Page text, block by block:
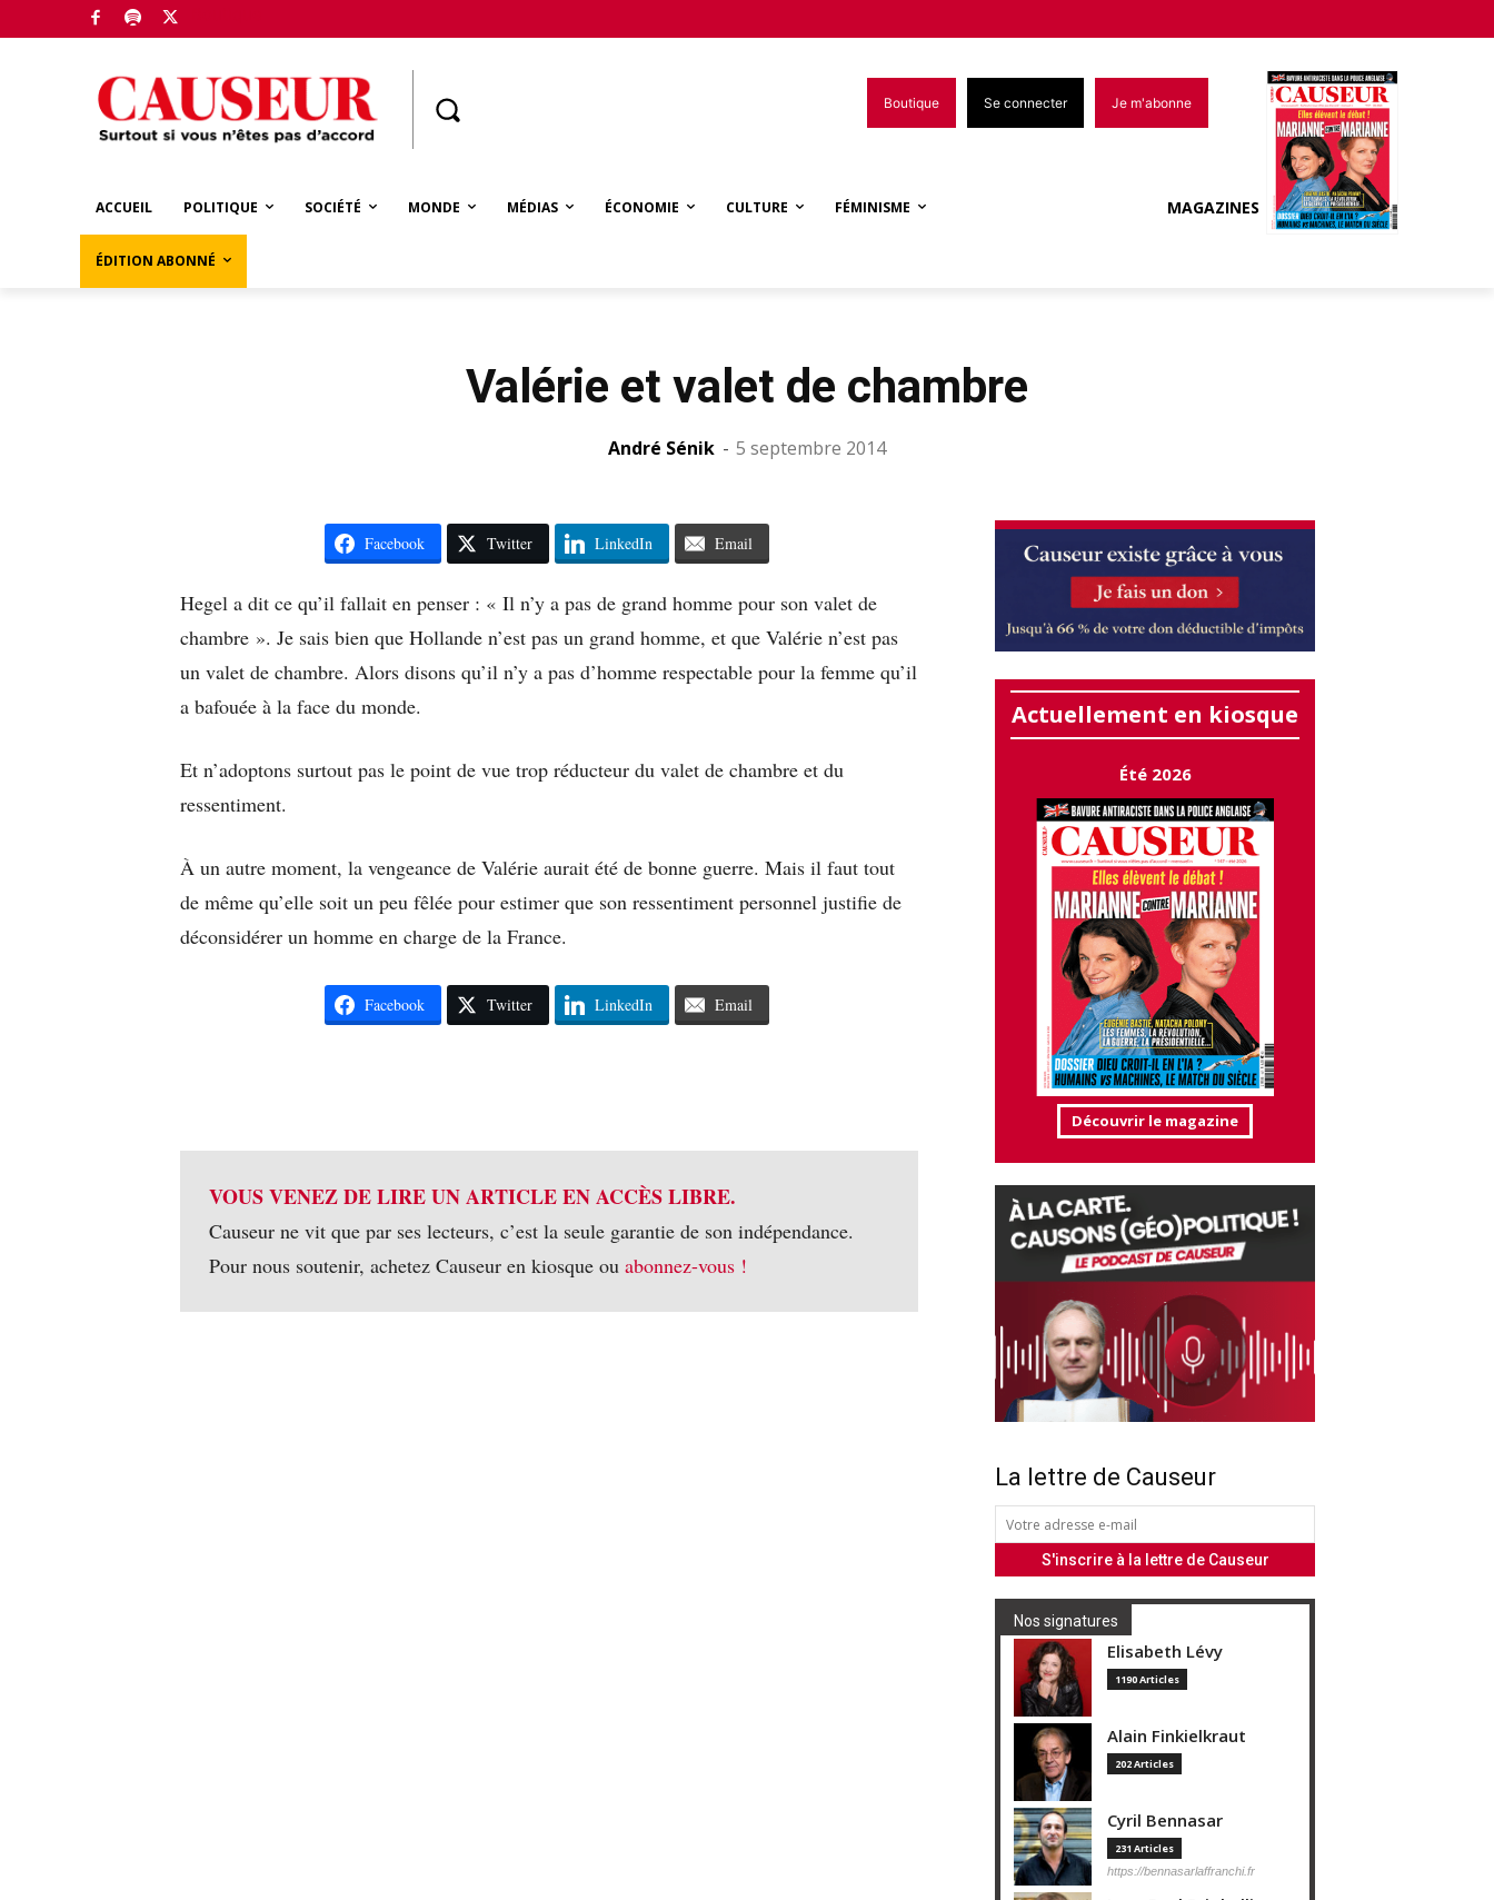
Boutique Se connecter Je m'abonne
ACCUEIL POLITIQUE SOCIÉTÉ MONDE MÉDIAS ÉCONOMIE CULTURE FÉMINISME
ÉDITION ABONNÉ
MAGAZINES
Valérie et valet de chambre
André Sénik - 5 septembre 2014
Facebook Twitter LinkedIn Email
Hegel a dit ce qu’il fallait en penser : « Il n’y a pas de grand homme pour son valet de
chambre ». Je sais bien que Hollande n’est pas un grand homme, et que Valérie n’est pas
un valet de chambre. Alors disons qu’il n’y a pas d’homme respectable pour la femme qu’il
a bafouée à la face du monde.
Et n’adoptons surtout pas le point de vue trop réducteur du valet de chambre et du
ressentiment.
À un autre moment, la vengeance de Valérie aurait été de bonne guerre. Mais il faut tout
de même qu’elle soit un peu fêlée pour estimer que son ressentiment personnel justifie de
déconsidérer un homme en charge de la France.
Facebook Twitter LinkedIn Email
VOUS VENEZ DE LIRE UN ARTICLE EN ACCÈS LIBRE.
Causeur ne vit que par ses lecteurs, c’est la seule garantie de son indépendance.
Pour nous soutenir, achetez Causeur en kiosque ou abonnez-vous !
Actuellement en kiosque
Été 2026
Découvrir le magazine
La lettre de Causeur
Nos signatures
Elisabeth Lévy
1190 Articles
Alain Finkielkraut
202 Articles
Cyril Bennasar
231 Articles
https://bennasarlaffranchi.fr